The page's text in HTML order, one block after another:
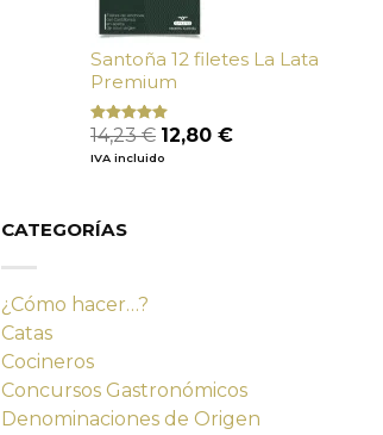
Santoña 12 filetes La Lata
Premium
Valorado
con
de 5
14,23€ El
precio
12,80 €El
IVA incluido
CATEGORÍAS
¿Cómo hacer…?
Catas
Cocineros
Concursos Gastronómicos
Denominaciones de Origen